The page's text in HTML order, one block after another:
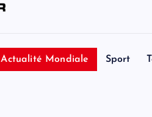
Actualité Mondiale Sport